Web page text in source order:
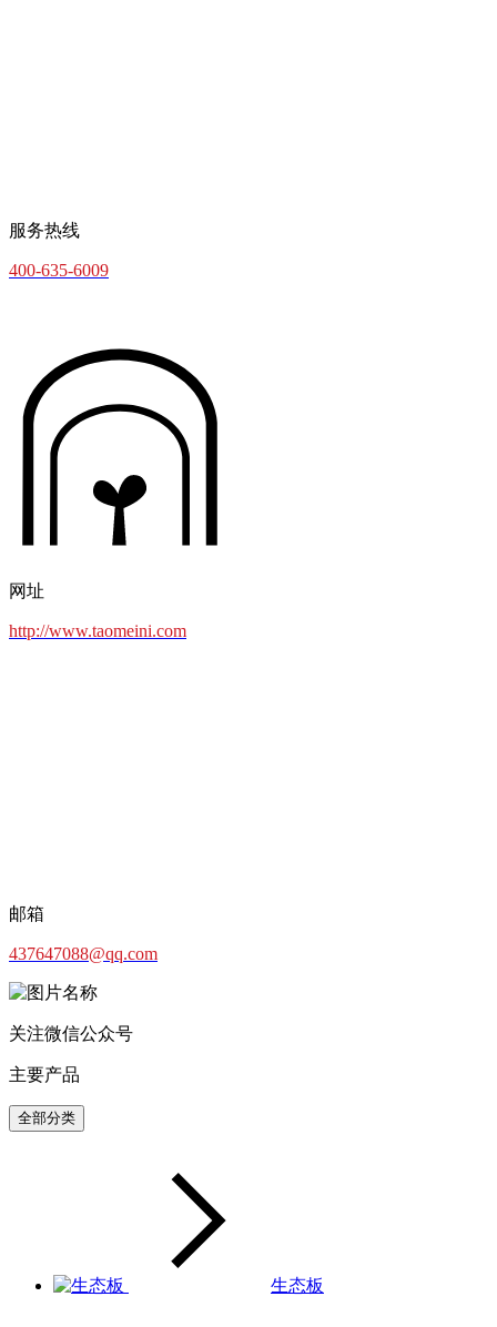
服务热线
400-635-6009
网址
http://www.taomeini.com
邮箱
437647088@qq.com
关注微信公众号
主要产品
全部分类
生态板